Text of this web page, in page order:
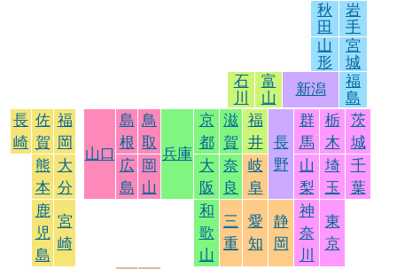
秋
田
岩
手
山
形
宮
城
石
川
富
山
新潟
福
島
長
崎
佐
賀
福
岡
山口
島
根
鳥
取
兵庫
京
都
滋
賀
福
井
長
野
群
馬
栃
木
茨
城
熊
本
大
分
広
島
岡
山
大
阪
奈
良
岐
阜
山
梨
埼
玉
千
葉
鹿
児
島
宮
崎
和
歌
山
三
重
愛
知
静
岡
神
奈
川
東
京